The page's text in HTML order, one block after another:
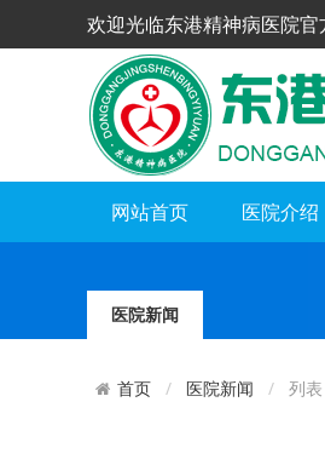
欢迎光临东港精神病医院官
网站首页 医院介绍
医院新闻
首页 医院新闻 列表